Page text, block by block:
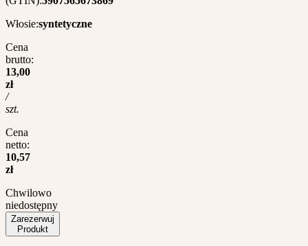
Włosie:syntetyczne
Cena
brutto:
13,00
zł
/
szt.
Cena
netto:
10,57
zł
Chwilowo
niedostępny
Zarezerwuj
Produkt